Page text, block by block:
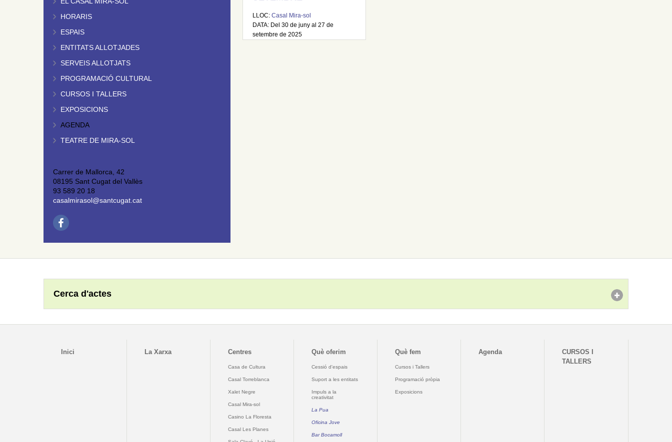
HORARIS
ESPAIS
ENTITATS ALLOTJADES
SERVEIS ALLOTJATS
PROGRAMACIÓ CULTURAL
CURSOS I TALLERS
EXPOSICIONS
AGENDA
TEATRE DE MIRA-SOL
Carrer de Mallorca, 42
08195 Sant Cugat del Vallès
93 589 20 18
casalmirasol@santcugat.cat
LLOC: Casal Mira-sol
DATA: Del 30 de juny al 27 de
setembre de 2025
Cerca d'actes
Inici La Xarxa Centres
Casa de Cultura
Casal Torreblanca
Xalet Negre
Casal Mira-sol
Casino La Floresta
Casal Les Planes
Què oferim
Cessió d'espais
Suport a les entitats
Impuls a la
creativitat
La Pua
Oficina Jove
Bar Bocamoll
Què fem
Cursos i Tallers
Programació pròpia
Exposicions
Agenda
CURSOS I
TALLERS